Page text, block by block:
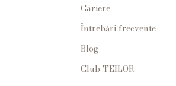
Cariere
Întrebări frecvente
Blog
Club TEILOR